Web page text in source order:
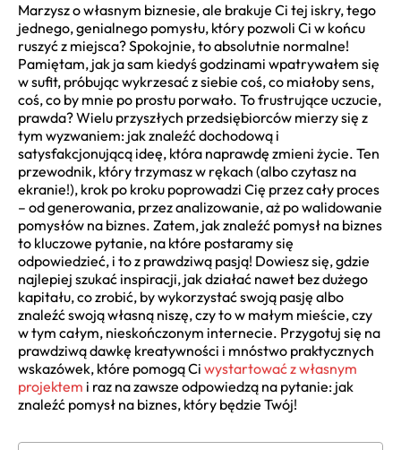
Marzysz o własnym biznesie, ale brakuje Ci tej iskry, tego
jednego, genialnego pomysłu, który pozwoli Ci w końcu
ruszyć z miejsca? Spokojnie, to absolutnie normalne!
Pamiętam, jak ja sam kiedyś godzinami wpatrywałem się
w sufit, próbując wykrzesać z siebie coś, co miałoby sens,
coś, co by mnie po prostu porwało. To frustrujące uczucie,
prawda? Wielu przyszłych przedsiębiorców mierzy się z
tym wyzwaniem: jak znaleźć dochodową i
satysfakcjonującą ideę, która naprawdę zmieni życie. Ten
przewodnik, który trzymasz w rękach (albo czytasz na
ekranie!), krok po kroku poprowadzi Cię przez cały proces
– od generowania, przez analizowanie, aż po walidowanie
pomysłów na biznes. Zatem, jak znaleźć pomysł na biznes
to kluczowe pytanie, na które postaramy się
odpowiedzieć, i to z prawdziwą pasją! Dowiesz się, gdzie
najlepiej szukać inspiracji, jak działać nawet bez dużego
kapitału, co zrobić, by wykorzystać swoją pasję albo
znaleźć swoją własną niszę, czy to w małym mieście, czy
w tym całym, nieskończonym internecie. Przygotuj się na
prawdziwą dawkę kreatywności i mnóstwo praktycznych
wskazówek, które pomogą Ci wystartować z własnym
projektem i raz na zawsze odpowiedzą na pytanie: jak
znaleźć pomysł na biznes, który będzie Twój!